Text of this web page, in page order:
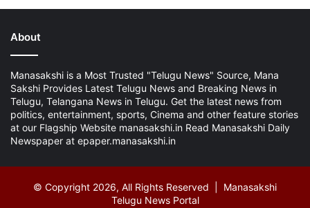
About
Manasakshi is a Most Trusted "Telugu News" Source, Mana
Sakshi Provides Latest Telugu News and Breaking News in
Telugu, Telangana News in Telugu. Get the latest news from
politics, entertainment, sports, Cinema and other feature stories
at our Flagship Website manasakshi.in Read Manasakshi Daily
Newspaper at epaper.manasakshi.in
© Copyright 2026, All Rights Reserved | Manasakshi
Telugu News Portal